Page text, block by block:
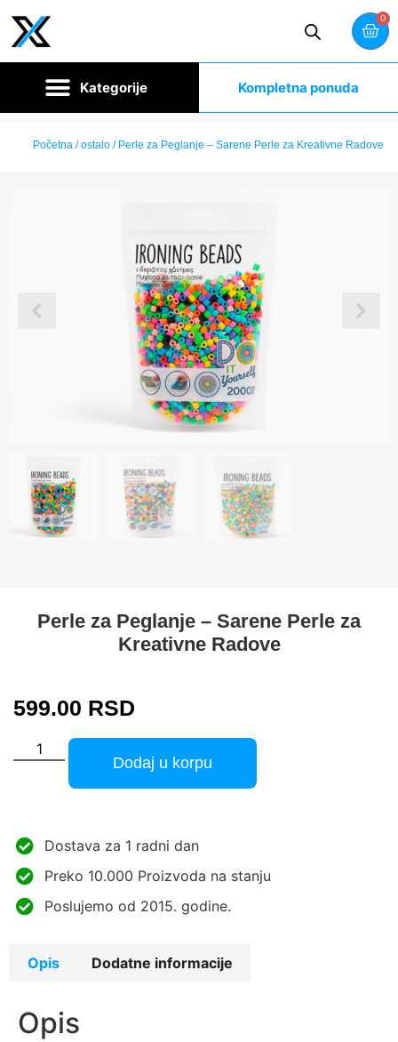
0
Kompletna ponuda
Početna/ostalo/ Perle za Peglanje – Sarene Perle za Kreativne Radove
Perle za Peglanje – Sarene Perle za
Kreativne Radove
599.00 RSD
Dodaj u korpu
Dostava za 1 radni dan
Preko 10.000 Proizvoda na stanju
Poslujemo od 2015. godine.
Opis Dodatne informacije
Opis